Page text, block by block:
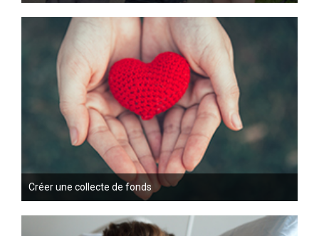
Créer une collecte de fonds